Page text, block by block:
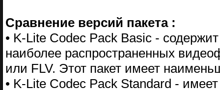
Сравнение версий пакета :
• K-Lite Codec Pack Basic -
наиболее распространенных
или FLV. Этот пакет имеет
• K-Lite Codec Pack Standard -